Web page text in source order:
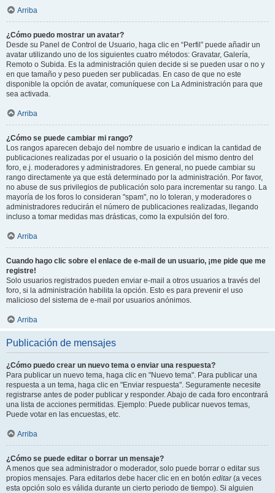
Arriba
¿Cómo puedo mostrar un avatar?
Desde su Panel de Control de Usuario, haga clic en “Perfil” puede añadir un
avatar utilizando uno de los siguientes cuatro métodos: Gravatar, Galería,
Remoto o Subida. Es la administración quien decide si se pueden usar o no y
en que tamaño y peso pueden ser publicadas. En caso de que no este
disponible la opción de avatar, comuníquese con La Administración para que
sea activada.
Arriba
¿Cómo se puede cambiar mi rango?
Los rangos aparecen debajo del nombre de usuario e indican la cantidad de
publicaciones realizadas por el usuario o la posición del mismo dentro del
foro, e.j. moderadores y administradores. En general, no puede cambiar su
rango directamente ya que está determinado por la administración. Por favor,
no abuse de sus privilegios de publicación solo para incrementar su rango. La
mayoría de los foros lo consideran "spam", no lo toleran, y moderadores o
administradores reducirán el número de publicaciones realizadas, llegando
incluso a tomar medidas mas drásticas, como la expulsión del foro.
Arriba
Cuando hago clic sobre el enlace de e-mail de un usuario, ¡me pide que me
registre!
Solo usuarios registrados pueden enviar e-mail a otros usuarios a través del
foro, si la administración habilita la opción. Esto es para prevenir el uso
malicioso del sistema de e-mail por usuarios anónimos.
Arriba
Publicación de mensajes
¿Cómo puedo crear un nuevo tema o enviar una respuesta?
Para publicar un nuevo tema, haga clic en "Nuevo tema". Para publicar una
respuesta a un tema, haga clic en "Enviar respuesta". Seguramente necesite
registrarse antes de poder publicar y responder. Abajo de cada foro encontrará
una lista de acciones permitidas. Ejemplo: Puede publicar nuevos temas,
Puede votar en las encuestas, etc.
Arriba
¿Cómo se puede editar o borrar un mensaje?
A menos que sea administrador o moderador, solo puede borrar o editar sus
propios mensajes. Para editarlos debe hacer clic en en botón editar(a veces
esta opción solo es válida durante un cierto periodo de tiempo). Si alguien